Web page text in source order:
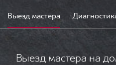
Выезд мастера
Выезд мастера на